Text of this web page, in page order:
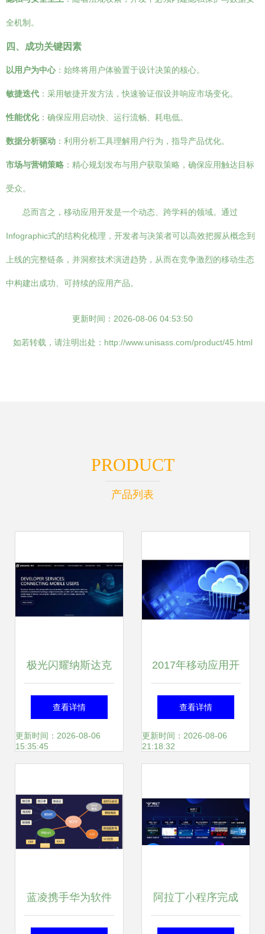
全机制。
四、成功关键因素
以用户为中心：始终将用户体验置于设计决策的核心。
敏捷迭代 ：采用敏捷开发方法，快速验证假设并响应市场变化。
性能优化：确保应用启动快、运行流畅、耗电低。
数据分析驱动 ：利用分析工具理解用户行为，指导产品优化。
市场与营销策略 ：精心规划发布与用户获取策略，确保应用触达目标
受众。
总而言之，移动应用开发是一个动态、跨学科的领域。通过
Infographic式的结构化梳理，开发者与决策者可以高效把握从概念到
上线的完整链条，并洞察技术演进趋势，从而在竞争激烈的移动生态
中构建出成功、可持续的应用产品。
更新时间：2026-08-06 04:53:50
如若转载，请注明出处：http://www.unisass.com/product/45.html
PRODUCT
产品列表
极光闪耀纳斯达克
移动大数据服务第
一股启航新纪元
查看详情
更新时间：2026-08-06
15:35:45
2017年移动应用开
发十大趋势
查看详情
更新时间：2026-08-06
21:18:32
蓝凌携手华为软件 阿拉丁小程序完成